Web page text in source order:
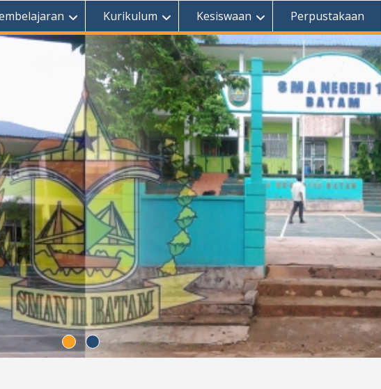
Kurikulum Kesiswaan Perpustakaan